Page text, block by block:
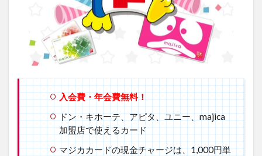
2.1
カー
ドの
イン
を選
ぶ
2.2
マジ
カカ
入会費・年会費無料！
ドン・キホーテ、アピタ、ユニー、majica
加盟店で使えるカード
マジカカードの現金チャージは、1,000円単